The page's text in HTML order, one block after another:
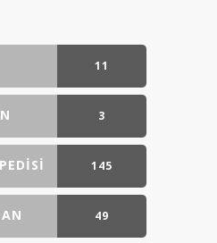
11
GÖNDERI(LER)
3
GÖNDERI(LER)
145
GÖNDERI(LER)
49